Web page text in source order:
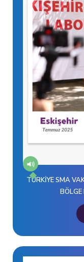
TÜRKİYE SMA